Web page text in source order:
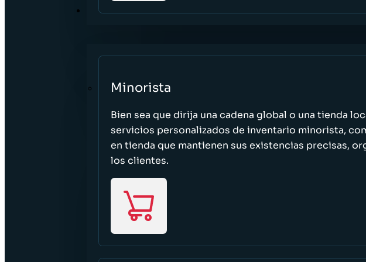
SECTORES
Minorista
Bien sea que dirija una cadena global o una tienda
servicios personalizados de inventario minorista,
en tienda que mantienen sus existencias precisas,
los clientes.